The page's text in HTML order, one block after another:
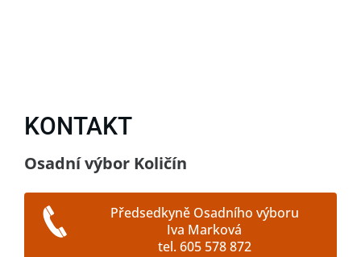
KONTAKT
Osadní výbor Količín
Předsedkyně Osadního výboru
Iva Marková
tel. 605 578 872